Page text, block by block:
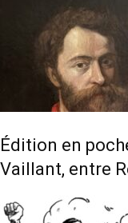
Édition en
Vaillant, entre